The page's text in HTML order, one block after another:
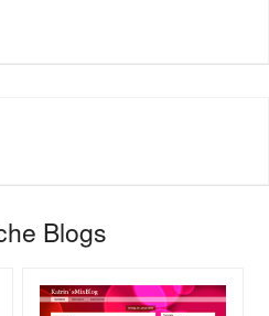
Blogs